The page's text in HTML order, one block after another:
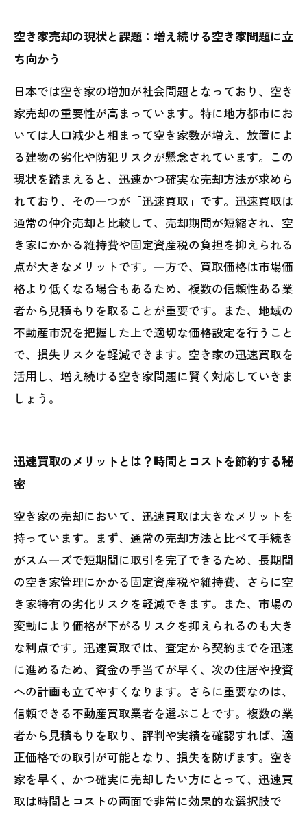
のポイント
バイステップ
迅速買取で空き家売却を成功させた実例紹介
まとめ：空き家売却で損しないための賢い迅
速買取活用法
空き家売却の現状と課題：増え続ける空き家問題に立
ち向かう
日本では空き家の増加が社会問題となっており、空き
家売却の重要性が高まっています。特に地方都市にお
いては人口減少と相まって空き家数が増え、放置によ
る建物の劣化や防犯リスクが懸念されています。この
現状を踏まえると、迅速かつ確実な売却方法が求めら
れており、その一つが「迅速買取」です。迅速買取は
通常の仲介売却と比較して、売却期間が短縮され、空
き家にかかる維持費や固定資産税の負担を抑えられる
点が大きなメリットです。一方で、買取価格は市場価
格より低くなる場合もあるため、複数の信頼性ある業
者から見積もりを取ることが重要です。また、地域の
不動産市況を把握した上で適切な価格設定を行うこと
で、損失リスクを軽減できます。空き家の迅速買取を
活用し、増え続ける空き家問題に賢く対応していきま
しょう。
迅速買取のメリットとは？時間とコストを節約する秘
密
空き家の売却において、迅速買取は大きなメリットを
持っています。まず、通常の売却方法と比べて手続き
がスムーズで短期間に取引を完了できるため、長期間
の空き家管理にかかる固定資産税や維持費、さらに空
き家特有の劣化リスクを軽減できます。また、市場の
変動により価格が下がるリスクを抑えられるのも大き
な利点です。迅速買取では、査定から契約までを迅速
に進めるため、資金の手当てが早く、次の住居や投資
への計画も立てやすくなります。さらに重要なのは、
信頼できる不動産買取業者を選ぶことです。複数の業
者から見積もりを取り、評判や実績を確認すれば、適
正価格での取引が可能となり、損失を防げます。空き
家を早く、かつ確実に売却したい方にとって、迅速買
取は時間とコストの両面で非常に効果的な選択肢で